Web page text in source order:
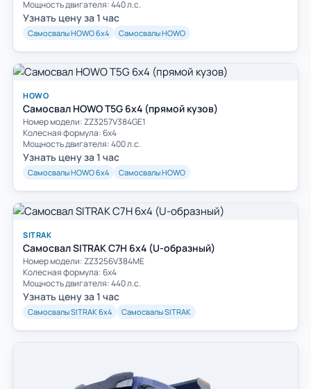
Мощность двигателя: 440 л.с.
Узнать цену за 1 час
Самосвалы HOWO 6х4 Самосвалы HOWO
HOWO
Самосвал HOWO T5G 6x4 (прямой кузов)
Номер модели: ZZ3257V384GE1
Колесная формула: 6х4
Мощность двигателя: 400 л.с.
Узнать цену за 1 час
Самосвалы HOWO 6х4 Самосвалы HOWO
SITRAK
Самосвал SITRAK C7H 6x4 (U-образный)
Номер модели: ZZ3256V384ME
Колесная формула: 6х4
Мощность двигателя: 440 л.с.
Узнать цену за 1 час
Самосвалы SITRAK 6х4 Самосвалы SITRAK